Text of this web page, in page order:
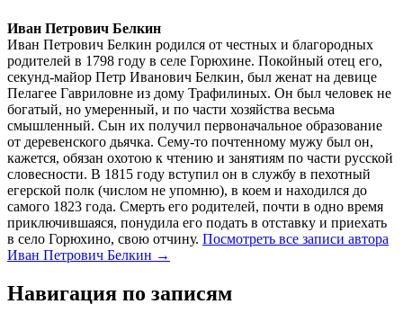
Иван Петрович Белкин
Иван Петрович Белкин родился от честных и благородных
родителей в 1798 году в селе Горюхине. Покойный отец его,
секунд-майор Петр Иванович Белкин, был женат на девице
Пелагее Гавриловне из дому Трафилиных. Он был человек не
богатый, но умеренный, и по части хозяйства весьма
смышленный. Сын их получил первоначальное образование
от деревенского дьячка. Сему-то почтенному мужу был он,
кажется, обязан охотою к чтению и занятиям по части русской
словесности. В 1815 году вступил он в службу в пехотный
егерской полк (числом не упомню), в коем и находился до
самого 1823 года. Смерть его родителей, почти в одно время
приключившаяся, понудила его подать в отставку и приехать
в село Горюхино, свою отчину. Посмотреть все записи автора
Иван Петрович Белкин →
Навигация по записям